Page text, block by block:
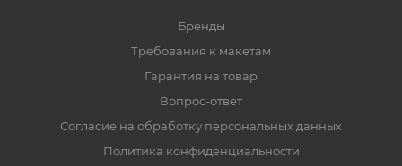
Бренды
Требования к макетам
Гарантия на товар
Вопрос-ответ
Согласие на обработку персональных данных
Политика конфиденциальности